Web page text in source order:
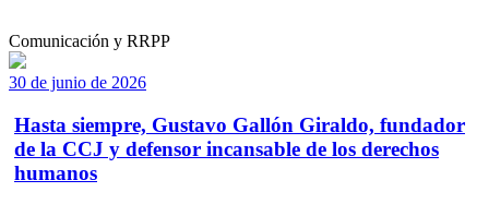
Comunicación y RRPP
30 de junio de 2026
Hasta siempre, Gustavo Gallón Giraldo, fundador
de la CCJ y defensor incansable de los derechos
humanos